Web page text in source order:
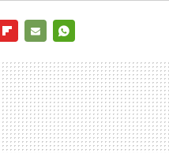
MAIL